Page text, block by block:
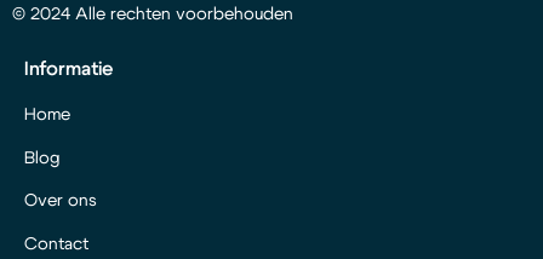
© 2024 Alle rechten voorbehouden
Informatie
Home
Blog
Over ons
Contact